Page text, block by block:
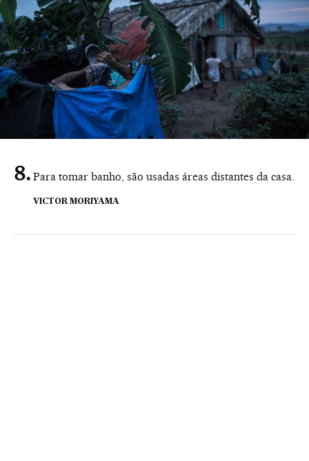
Para tomar banho, são usadas áreas distantes da casa.
VICTOR MORIYAMA